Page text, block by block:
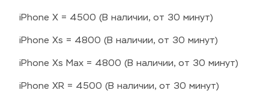
iPhone X = 4500 (В наличии, от 30 минут)
iPhone Xs = 4800 (В наличии, от 30 минут)
iPhone Xs Max = 4800 (В наличии, от 30 минут)
iPhone XR = 4500 (В наличии, от 30 минут)